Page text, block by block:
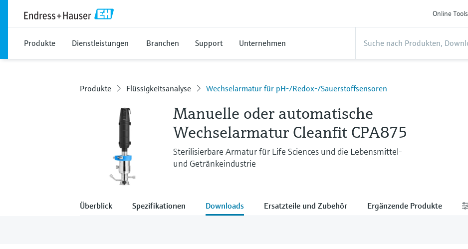
Online Tools
Produkte Dienstleistungen Branchen Support Unternehmen
Produkte Flüssigkeitsanalyse Wechselarmatur für pH-/Redox-/Sauerstoffsensoren
Manuelle oder automatische
Wechselarmatur Cleanfit CPA875
Sterilisierbare Armatur für Life Sciences und die Lebensmittel-
und Getränkeindustrie
Überblick Spezifikationen Downloads Ersatzteile und Zubehör Ergänzende Produkte